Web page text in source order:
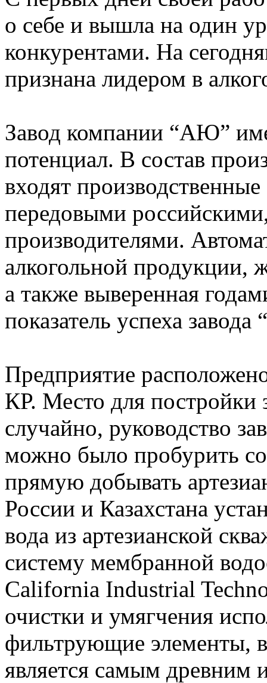
о себе и вышла на один
конкурентами. На
признана лидером в
Завод компании “АЮ”
потенциал. В состав
входят
передовыми
производителями.
алкогольной продукции,
а также выверенная
показатель успеха
Предприятие
КР. Место для постройки
случайно, руководство
можно было пробурить
прямую добывать
России и Казахстана
вода из артезианской
систему мембранной
California Industrial
очистки и умягчения
фильтрующие элементы,
является самым древним